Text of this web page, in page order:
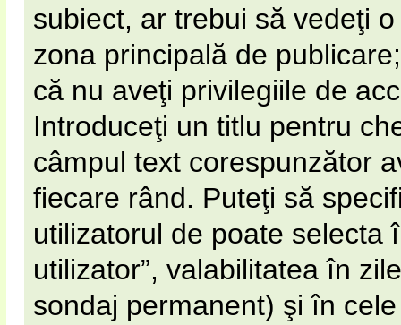
subiect, ar trebui să vedeţi
zona principală de
că nu aveţi privilegiile de
Introduceţi un titlu pentru
câmpul text corespunzător
fiecare rând. Puteţi să
utilizatorul de poate selecta
utilizator”, valabilitatea în
sondaj permanent) şi în